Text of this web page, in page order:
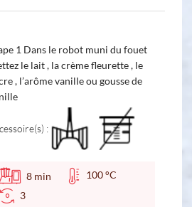
1 Dans le robot muni du fouet
le lait , la crème fleurette , le
, l’arôme vanille ou gousse de
:
8 min
100 °C
3